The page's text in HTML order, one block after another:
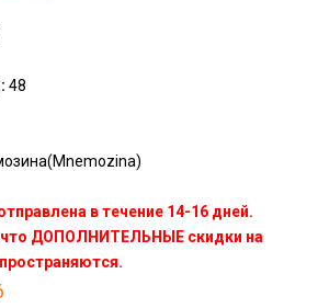
48
в течение 14-16 дней.
что ДОПОЛНИТЕЛЬНЫЕ скидки на